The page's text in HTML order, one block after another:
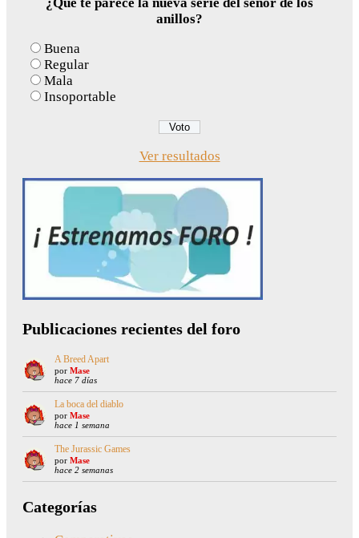
anillos?
Buena
Regular
Mala
Insoportable
Ver resultados
Publicaciones recientes del foro
A Breed Apart
por Mase
hace 7 días
La boca del diablo
por Mase
hace 1 semana
The Jurassic Games
por Mase
hace 2 semanas
Categorías